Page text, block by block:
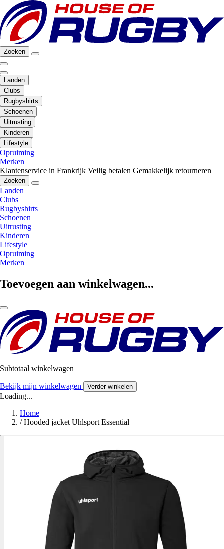
Zoeken
Landen
Clubs
Rugbyshirts
Schoenen
Uitrusting
Kinderen
Lifestyle
Opruiming
Merken
Klantenservice in Frankrijk Veilig betalen Gemakkelijk retourneren
Zoeken
Landen
Clubs
Rugbyshirts
Schoenen
Uitrusting
Kinderen
Lifestyle
Opruiming
Merken
Toevoegen aan winkelwagen...
Subtotaal winkelwagen
Bekijk mijn winkelwagen Verder winkelen
Loading...
Home
/ Hooded jacket Uhlsport Essential